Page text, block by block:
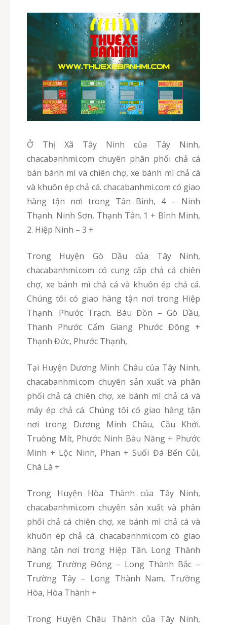
Ở Thị Xã Tây Ninh của Tây Ninh,
chacabanhmi.com chuyên phân phối chả cá
bán bánh mì và chiên chợ, xe bánh mì chả cá
và khuôn ép chả cá. chacabanhmi.com có giao
hàng tận nơi trong Tân Bình, 4 – Ninh
Thạnh. Ninh Sơn, Thạnh Tân. 1 + Bình Minh,
2. Hiệp Ninh – 3 +
Trong Huyện Gò Dầu của Tây Ninh,
chacabanhmi.com có cung cấp chả cá chiên
chợ, xe bánh mì chả cá và khuôn ép chả cá.
Chúng tôi có giao hàng tận nơi trong Hiệp
Thạnh. Phước Trạch. Bàu Đồn – Gò Dầu,
Thanh Phước Cẩm Giang Phước Đông +
Thạnh Đức, Phước Thạnh,
Tại Huyện Dương Minh Châu của Tây Ninh,
chacabanhmi.com chuyên sản xuất và phân
phối chả cá chiên chợ, xe bánh mì chả cá và
máy ép chả cá. Chúng tôi có giao hàng tận
nơi trong Dương Minh Châu, Cầu Khởi.
Truông Mít, Phước Ninh Bàu Năng + Phước
Minh + Lộc Ninh, Phan + Suối Đá Bến Củi,
Chà Là +
Trong Huyện Hòa Thành của Tây Ninh,
chacabanhmi.com chuyên sản xuất và phân
phối chả cá chiên chợ, xe bánh mì chả cá và
khuôn ép chả cá. chacabanhmi.com có giao
hàng tận nơi trong Hiệp Tân. Long Thành
Trung. Trường Đông – Long Thành Bắc –
Trường Tây – Long Thành Nam, Trường
Hòa, Hòa Thành +
Trong Huyện Châu Thành của Tây Ninh,